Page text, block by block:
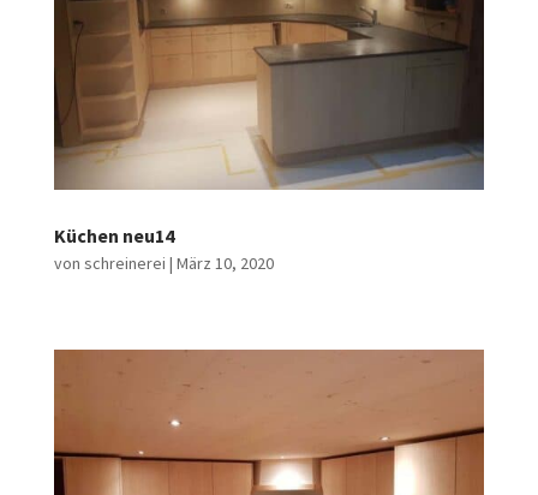
Küchen neu14
von schreinerei | März 10, 2020